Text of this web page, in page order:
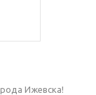
Ижевска!